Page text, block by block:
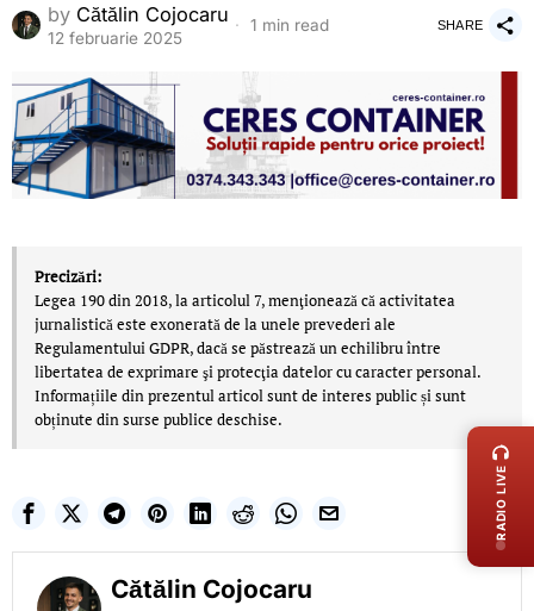
by Cătălin Cojocaru
12 februarie 2025
1 min read SHARE
Precizări:
Legea 190 din 2018, la articolul 7, menţionează că activitatea
jurnalistică este exonerată de la unele prevederi ale
Regulamentului GDPR, dacă se păstrează un echilibru între
libertatea de exprimare şi protecţia datelor cu caracter personal.
Informațiile din prezentul articol sunt de interes public și sunt
obținute din surse publice deschise.
Cătălin Cojocaru
RADIO LIVE